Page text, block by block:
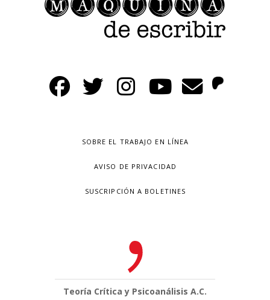
SOBRE EL TRABAJO EN LÍNEA
AVISO DE PRIVACIDAD
SUSCRIPCIÓN A BOLETINES
Teoría Crítica y Psicoanálisis A.C.